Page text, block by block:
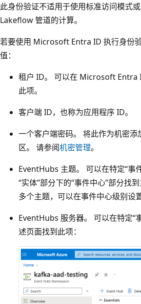
此身份验证不适用于使用标准访问模式
Lakeflow 管道的计算。
若要使用 Microsoft Entra ID 执行身份
值：
租户 ID。 可以在 Microsoft Entra
此项。
客户端 ID，也称为应用程序 ID。
一个客户端密码。 将此作为机密
区。 请参阅机密管理。
EventHubs 主题。 可以在特定“事
“实体”部分下的“事件中心”部分找
多个主题，可以在事件中心级别设
EventHubs 服务器。 可以在特定“
述页面找到此项：